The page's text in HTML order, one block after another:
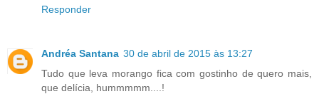
Responder
Andréa Santana 30 de abril de 2015 às 13:27
Tudo que leva morango fica com gostinho de quero mais,
que delícia, hummmmm....!